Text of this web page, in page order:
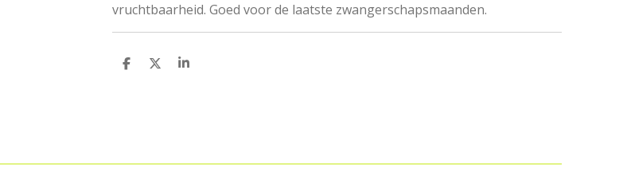
vruchtbaarheid. Goed voor de laatste zwangerschapsmaanden.
D
D
S